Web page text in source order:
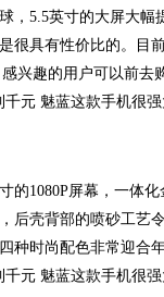
，5.5英寸的大屏大幅
很具有性价比的。目
兴趣的用户可以前去
的1080P屏幕，一体
后壳背部的喷砂工艺
种时尚配色非常迎合